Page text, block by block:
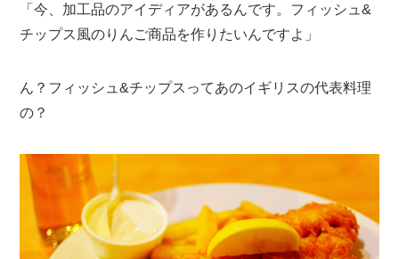
「今、加工品のアイディアがあるんです。フィッシュ&
チップス風のりんご商品を作りたいんですよ」
ん？フィッシュ&チップスってあのイギリスの代表料理
の？